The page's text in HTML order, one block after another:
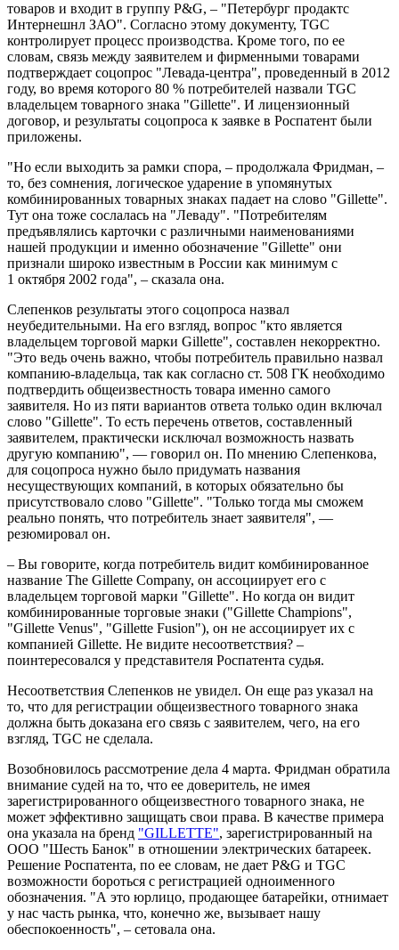
товаров и входит в группу P&G, – "Петербург продактс
Интернешнл ЗАО". Согласно этому документу, TGC
контролирует процесс производства. Кроме того, по ее
словам, связь между заявителем и фирменными товарами
подтверждает соцопрос "Левада-центра", проведенный в 2012
году, во время которого 80 % потребителей назвали TGC
владельцем товарного знака "Gillette". И лицензионный
договор, и результаты соцопроса к заявке в Роспатент были
приложены.
"Но если выходить за рамки спора, – продолжала Фридман, –
то, без сомнения, логическое ударение в упомянутых
комбинированных товарных знаках падает на слово "Gillette".
Тут она тоже сослалась на "Леваду". "Потребителям
предъявлялись карточки с различными наименованиями
нашей продукции и именно обозначение "Gillette" они
признали широко известным в России как минимум с
1 октября 2002 года", – сказала она.
Слепенков результаты этого соцопроса назвал
неубедительными. На его взгляд, вопрос "кто является
владельцем торговой марки Gillette", составлен некорректно.
"Это ведь очень важно, чтобы потребитель правильно назвал
компанию-владельца, так как согласно ст. 508 ГК необходимо
подтвердить общеизвестность товара именно самого
заявителя. Но из пяти вариантов ответа только один включал
слово "Gillette". То есть перечень ответов, составленный
заявителем, практически исключал возможность назвать
другую компанию", — говорил он. По мнению Слепенкова,
для соцопроса нужно было придумать названия
несуществующих компаний, в которых обязательно бы
присутствовало слово "Gillette". "Только тогда мы сможем
реально понять, что потребитель знает заявителя", —
резюмировал он.
– Вы говорите, когда потребитель видит комбинированное
название The Gillette Company, он ассоциирует его с
владельцем торговой марки "Gillette". Но когда он видит
комбинированные торговые знаки ("Gillette Champions",
"Gillette Venus", "Gillette Fusion"), он не ассоциирует их с
компанией Gillette. Не видите несоответствия? –
поинтересовался у представителя Роспатента судья.
Несоответствия Слепенков не увидел. Он еще раз указал на
то, что для регистрации общеизвестного товарного знака
должна быть доказана его связь с заявителем, чего, на его
взгляд, TGC не сделала.
Возобновилось рассмотрение дела 4 марта. Фридман обратила
внимание судей на то, что ее доверитель, не имея
зарегистрированного общеизвестного товарного знака, не
может эффективно защищать свои права. В качестве примера
она указала на бренд "GILLETTE", зарегистрированный на
ООО "Шесть Банок" в отношении электрических батареек.
Решение Роспатента, по ее словам, не дает P&G и TGC
возможности бороться с регистрацией одноименного
обозначения. "А это юрлицо, продающее батарейки, отнимает
у нас часть рынка, что, конечно же, вызывает нашу
обеспокоенность", – сетовала она.